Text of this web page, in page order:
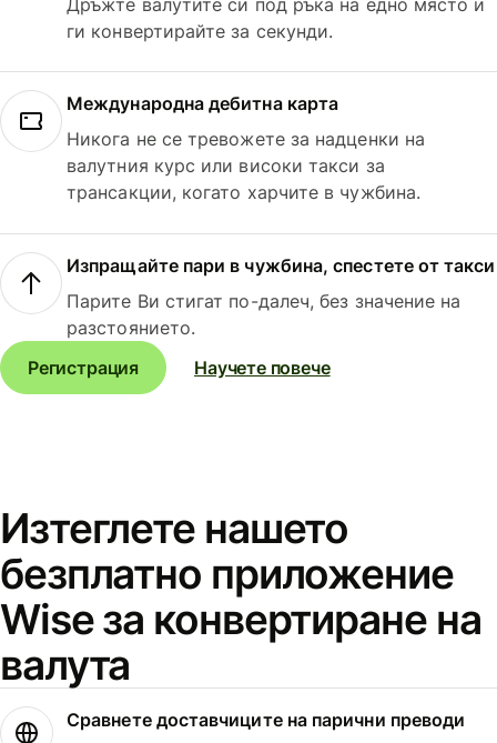
ги конвертирайте за секунди.
Международна дебитна карта
Никога не се тревожете за надценки на
валутния курс или високи такси за
трансакции, когато харчите в чужбина.
Изпращайте пари в чужбина, спестете от такси
Парите Ви стигат по-далеч, без значение на
разстоянието.
Регистрация
Научете повече
Изтеглете нашето
безплатно приложение
Wise за конвертиране на
валута
Сравнете доставчиците на парични преводи